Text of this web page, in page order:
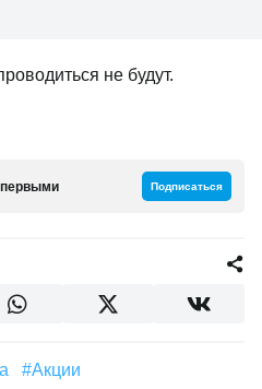
не будут.
первыми Подписаться
#акции